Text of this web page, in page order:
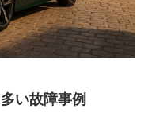
い故障事例